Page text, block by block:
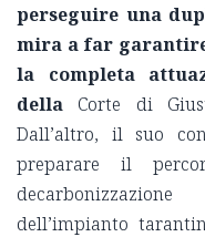
perseguire una
mira a far
la completa
della Corte di
Dall’altro, il suo
preparare il
dell’impianto